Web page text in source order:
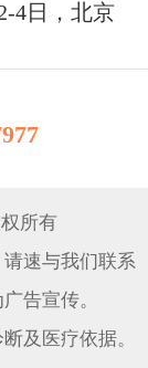
期会诊，速
4日，北京
所有
速与我们联系
告宣传。
及医疗依据。